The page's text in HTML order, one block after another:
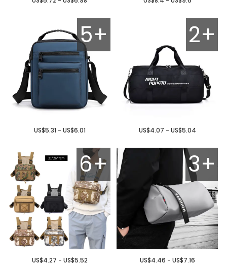
2+
US$4.07 - US$5.04
5+
US$5.31 - US$6.01
3+
US$4.46 - US$7.16
6+
US$4.27 - US$5.52